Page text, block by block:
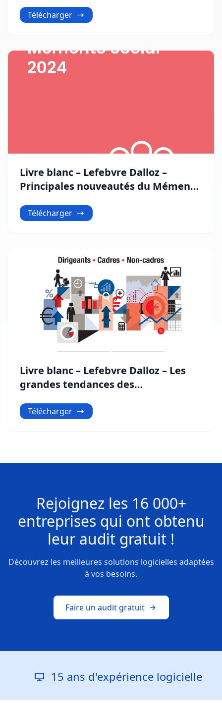
Télécharger
Livre blanc – Lefebvre Dalloz –
Principales nouveautés du Mémento
Télécharger
Livre blanc – Lefebvre Dalloz – Les
grandes tendances des
Télécharger
Rejoignez les 16 000+
entreprises qui ont obtenu
leur audit gratuit !
Découvrez les meilleures solutions logicielles adaptées
à vos besoins.
Faire un audit gratuit
15 ans d'expérience logicielle